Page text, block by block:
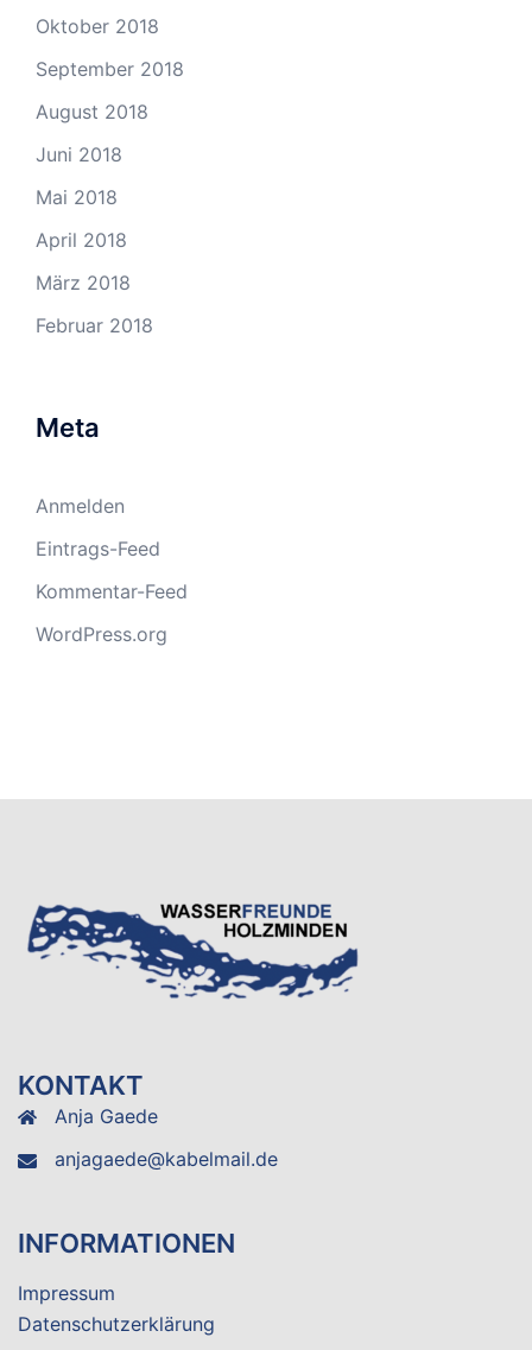
Oktober 2018
September 2018
August 2018
Juni 2018
Mai 2018
April 2018
März 2018
Februar 2018
Meta
Anmelden
Eintrags-Feed
Kommentar-Feed
WordPress.org
KONTAKT
Anja Gaede
anjagaede@kabelmail.de
INFORMATIONEN
Impressum
Datenschutzerklärung